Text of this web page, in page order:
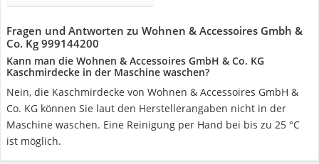
Fragen und Antworten zu Wohnen & Accessoires Gmbh &
Co. Kg 999144200
Kann man die Wohnen & Accessoires GmbH & Co. KG
Kaschmirdecke in der Maschine waschen?
Nein, die Kaschmirdecke von Wohnen & Accessoires GmbH &
Co. KG können Sie laut den Herstellerangaben nicht in der
Maschine waschen. Eine Reinigung per Hand bei bis zu 25 °C
ist möglich.